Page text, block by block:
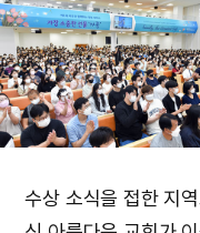
수상 소식을 접한 지